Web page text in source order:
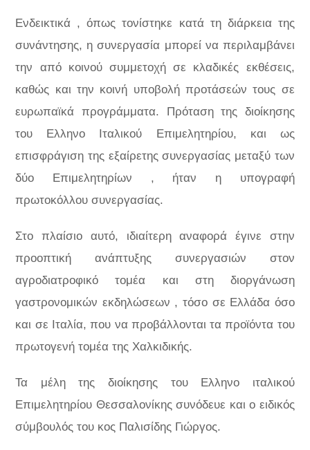
Ενδεικτικά , όπως τονίστηκε κατά τη διάρκεια της
συνάντησης, η συνεργασία μπορεί να περιλαμβάνει
την από κοινού συμμετοχή σε κλαδικές εκθέσεις,
καθώς και την κοινή υποβολή προτάσεών τους σε
ευρωπαϊκά προγράμματα. Πρόταση της διοίκησης
του Ελληνο Ιταλικού Επιμελητηρίου, και ως
επισφράγιση της εξαίρετης συνεργασίας μεταξύ των
δύο Επιμελητηρίων , ήταν η υπογραφή
πρωτοκόλλου συνεργασίας.
Στο πλαίσιο αυτό, ιδιαίτερη αναφορά έγινε στην
προοπτική ανάπτυξης συνεργασιών στον
αγροδιατροφικό τομέα και στη διοργάνωση
γαστρονομικών εκδηλώσεων , τόσο σε Ελλάδα όσο
και σε Ιταλία, που να προβάλλονται τα προϊόντα του
πρωτογενή τομέα της Χαλκιδικής.
Τα μέλη της διοίκησης του Ελληνο ιταλικού
Επιμελητηρίου Θεσσαλονίκης συνόδευε και ο ειδικός
σύμβουλός του κος Παλισίδης Γιώργος.